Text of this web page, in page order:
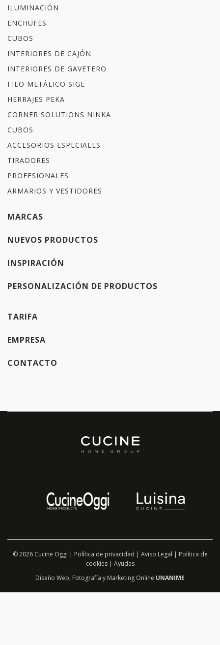
ILUMINACIÓN
ENCHUFES
CUBOS
INTERIORES DE CAJÓN
INTERIORES DE GAVETERO
FILO METÁLICO SIGE
HERRAJES PEKA
CORNER SOLUTIONS NINKA
CUBOS
ACCESORIOS ESPECIALES
TIRADORES
PROFESIONALES
ARMARIOS Y VESTIDORES
MARCAS
NUEVOS PRODUCTOS
INSPIRACIÓN
PERSONALIZACIÓN DE PRODUCTOS
TARIFA
EMPRESA
CONTACTO
© 2026 Cucine Oggi | Política de privacidad | Aviso Legal | Política de
cookies| Ayudas
Diseño Web, Fotografía y Marketing Online UNANIME